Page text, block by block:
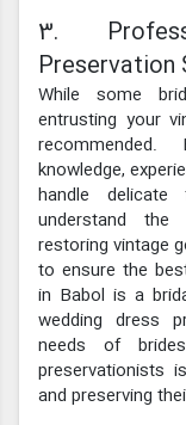
3.
Preservation
While some
entrusting your
knowledge,
handle
understand the
restoring vintage
to ensure the
in Babol is a
wedding dress
needs of
preservationists
and preserving